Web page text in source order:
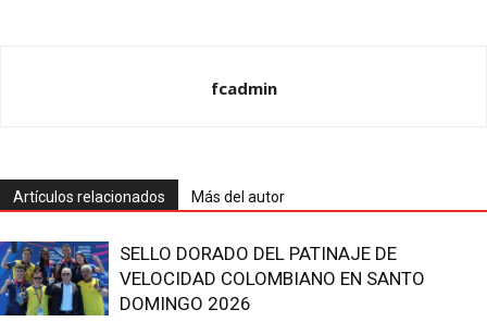
fcadmin
Artículos relacionados Más del autor
SELLO DORADO DEL PATINAJE DE
VELOCIDAD COLOMBIANO EN SANTO
DOMINGO 2026